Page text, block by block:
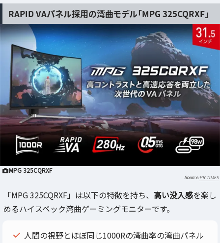
RAPID VAパネル採用の湾曲モデル「MPG 325CQRXF」
MPG 325CQRXF
PR TIMES
「MPG 325CQRXF」は以下の特徴を持ち、 高い没入感を楽し
めるハイスペック湾曲ゲーミングモニターです。
人間の視野とほぼ同じ1000Rの湾曲率の湾曲パネル